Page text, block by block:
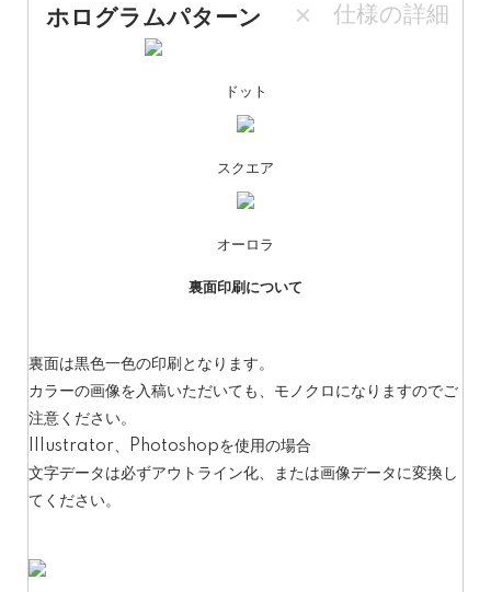
仕様の詳細
ホログラムパターン
ドット
スクエア
オーロラ
裏面印刷について
裏面は黒色一色の印刷となります。
カラーの画像を入稿いただいても、モノクロになりますのでご
注意ください。
Illustrator、Photoshopを使用の場合
文字データは必ずアウトライン化、または画像データに変換し
てください。